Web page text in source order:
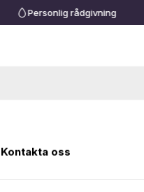
Personlig rådgivning
Kontakta oss